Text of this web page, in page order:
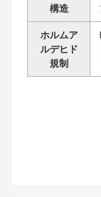
構造
ホルムア
ルデヒド
規制